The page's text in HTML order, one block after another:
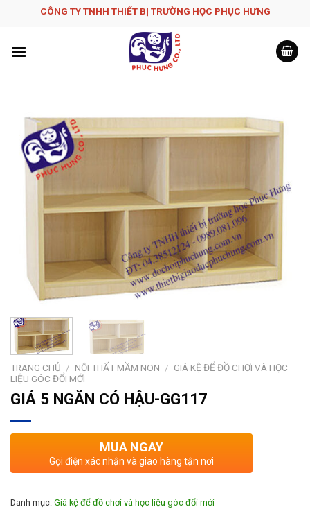
CÔNG TY TNHH THIẾT BỊ TRƯỜNG HỌC PHỤC H­ƯNG
TRANG CHỦ / NỘI THẤT MẦM NON / GIÁ KỆ ĐỂ ĐỒ CHƠI VÀ HỌC
LIỆU GÓC ĐỔI MỚI
GIÁ 5 NGĂN CÓ HẬU-GG117
MUA NGAY
Gọi điện xác nhận và giao hàng tận nơi
Danh mục: Giá kệ để đồ chơi và học liệu góc đổi mới